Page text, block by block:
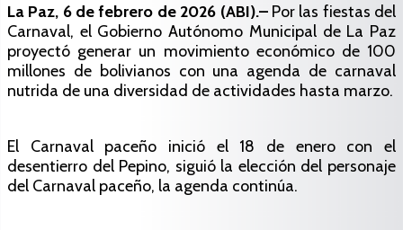
La Paz, 6 de febrero de 2026 (ABI).–Por las fiestas del
Carnaval, el Gobierno Autónomo Municipal de La Paz
proyectó generar un movimiento económico de 100
millones de bolivianos con una agenda de carnaval
nutrida de una diversidad de actividades hasta marzo.
El Carnaval paceño inició el 18 de enero con el
desentierro del Pepino, siguió la elección del personaje
del Carnaval paceño, la agenda continúa.